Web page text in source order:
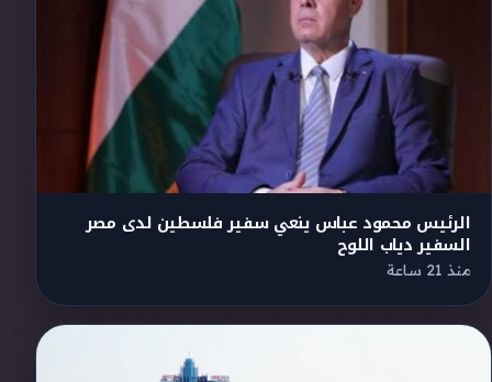
الرئيس محمود عباس ينعي سفير فلسطين لدى مصر
السفير دياب اللوح
منذ 21 ساعة